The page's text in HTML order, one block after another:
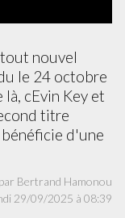
nouvel
le 24 octobre
cEvin Key et
titre
d'une
par Bertrand Hamonou
29/09/2025 à 08:39